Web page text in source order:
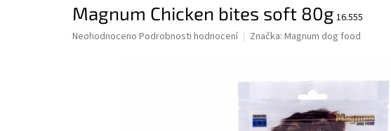
Magnum Chicken bites soft 80g 16.555
Průměrné
Neohodnoceno Podrobnosti hodnocení Značka: Magnum dog food